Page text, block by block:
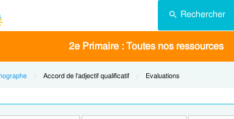
Rechercher
2e Primaire : Toutes nos ressources
Current:
Accord de l'adjectif qualificatif Current:
Evaluations